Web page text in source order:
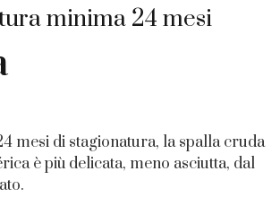
minima 24 mesi
mesi di stagionatura, la spalla cruda
è più delicata, meno asciutta, dal